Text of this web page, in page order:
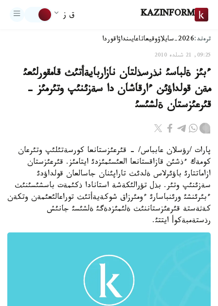
KAZINFORM ق ز
ترەند:2026-سايلاۋ وقيعاتاعايىنداۋاقوردا
09:25, 21 شىلدە 2010
ءبئز ةلباسئ نذرسذلتان نازاربايةأتئث قامقورلئعئ
مةن قولداؤئن ءارقاشان دا سةزئنئپ وتئرمئز -
قئرعئزستان ةلشئسئ
پارات /رؤسلان عابباس/ - قئرعئزستانعا كورسةتئلئپ وتئرعان
كومةك ءذشئن قازاقستانعا العئسئمئزدئ ايتامئز. قئرعئزستان
ازاماتتارئ باؤئرلاس ةلدئث تاراپئنان جاسالعان قولداؤدئ
سةزئنئپ وتئر. بذل تؤرالئكةشة استانادا ذكئمةت باسشئسئنئث
ءبئرئنشئ ورئنباسارئ ءومئرزاق شوكةيةأتئث توراعالئعئمةن وتكةن
كةثةستة قئرعئزستاننئث ةلئمئزدةگئ ةلشئسئ جانئش
رذستةمبةكوأ ايتتئ.